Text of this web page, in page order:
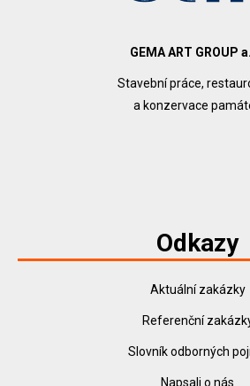
GEMA ART GROUP
Stavební práce,
a konzervace
Odkazy
Aktuální zakázky
Referenční
Slovník odborných
Napsali o nás